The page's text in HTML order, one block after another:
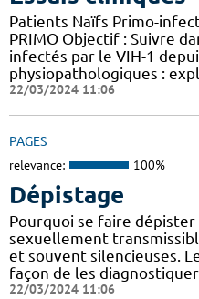
Patients Naïfs Primo-
PRIMO Objectif : Suivre
infectés par le VIH-1
physiopathologiques :
22/03/2024 11:06
PAGES
relevance: 100%
Dépistage
Pourquoi se faire dépister
sexuellement
et souvent silencieuses.
façon de les
22/03/2024 11:06